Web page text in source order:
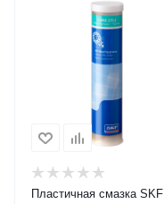
Пластичная смазка SKF